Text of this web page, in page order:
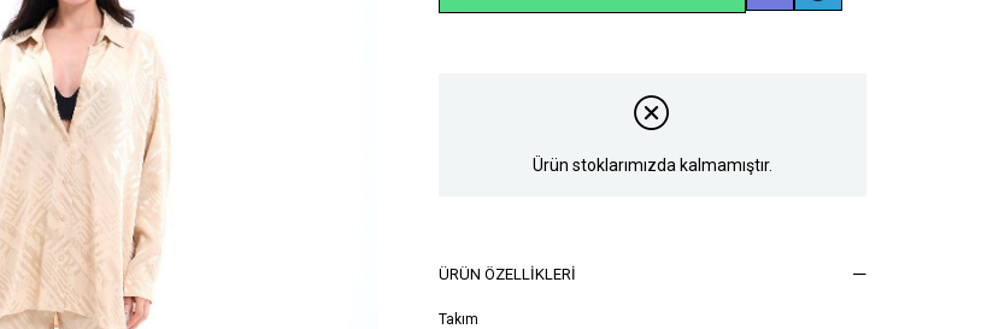
Ürün stoklarımızda kalmamıştır.
ÜRÜN ÖZELLIKLERI
Takım